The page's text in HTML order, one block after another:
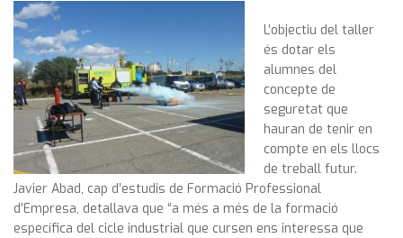
L’objectiu del taller
és dotar els
alumnes del
concepte de
seguretat que
hauran de tenir en
compte en els llocs
de treball futur.
Javier Abad, cap d’estudis de Formació Professional
d’Empresa, detallava que “a més a més de la formació
específica del cicle industrial que cursen ens interessa que